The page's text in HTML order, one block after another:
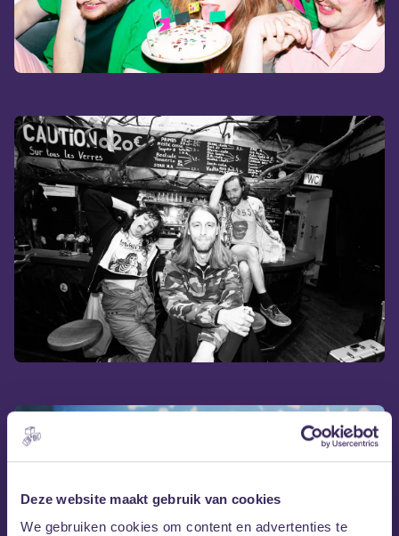
Deze website maakt gebruik van cookies
We gebruiken cookies om content en advertenties te